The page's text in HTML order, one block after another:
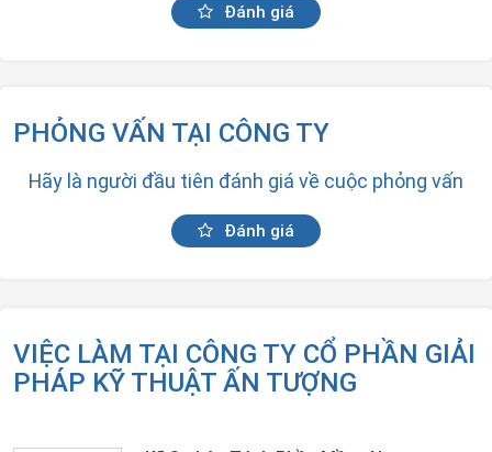
Đánh giá
PHỎNG VẤN TẠI CÔNG TY
Hãy là người đầu tiên đánh giá về cuộc phỏng vấn
Đánh giá
VIỆC LÀM TẠI CÔNG TY CỔ PHẦN GIẢI
PHÁP KỸ THUẬT ẤN TƯỢNG